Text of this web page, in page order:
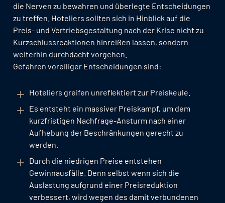
die Nerven zu bewahren und überlegte Entscheidungen
zu treffen. Hoteliers sollten sich in Hinblick auf die
Preis- und Vertriebsgestaltung nach der Krise nicht zu
Kurzschlussreaktionen hinreißen lassen, sondern
weiterhin durchdacht vorgehen.
Gefahren voreiliger Entscheidungen sind:
Hoteliers greifen unreflektiert zur Preiskeule.
Es entsteht ein massiver Preiskampf, um dem
kurzfristigen Nachfrage-Ansturm nach einer
Aufhebung der Beschränkungen gerecht zu
werden.
Durch die niedrigen Preise entstehen
Gewinnausfälle. Denn selbst wenn sich die
Auslastung aufgrund einer Preisreduktion
verbessert, wird wegen des damit verbundenen